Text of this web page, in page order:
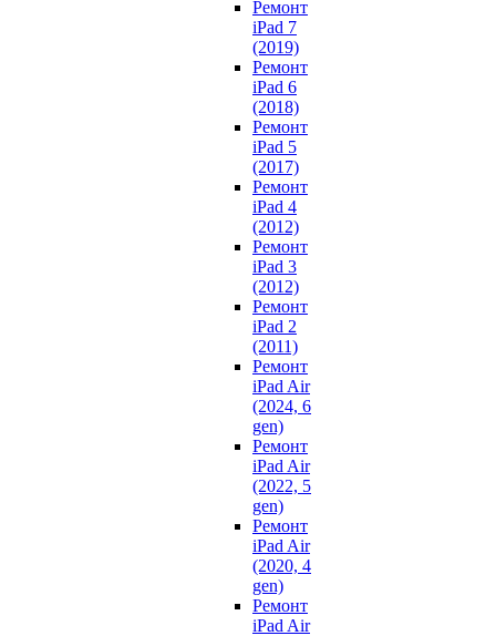
Ремонт
iPad 7
(2019)
Ремонт
iPad 6
(2018)
Ремонт
iPad 5
(2017)
Ремонт
iPad 4
(2012)
Ремонт
iPad 3
(2012)
Ремонт
iPad 2
(2011)
Ремонт
iPad Air
(2024, 6
gen)
Ремонт
iPad Air
(2022, 5
gen)
Ремонт
iPad Air
(2020, 4
gen)
Ремонт
iPad Air